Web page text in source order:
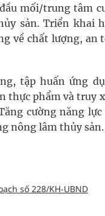
mối/trung tâm
sản. Triển khai
về chất lượng, an
tập huấn ứng
thực phẩm và truy
cường năng
nông lâm thủy sản.
số 228/KH-UBND